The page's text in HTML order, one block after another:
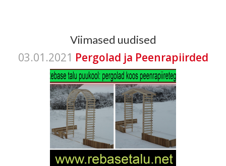
Viimased uudised
03.01.2021 Pergolad ja Peenrapiirded